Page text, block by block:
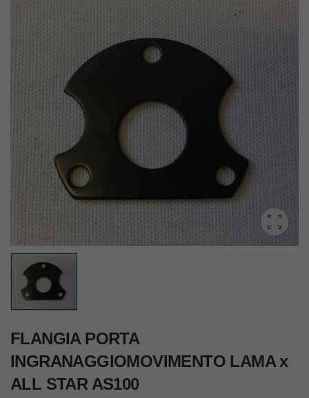
FLANGIA PORTA
INGRANAGGIOMOVIMENTO LAMA x
ALL STAR AS100